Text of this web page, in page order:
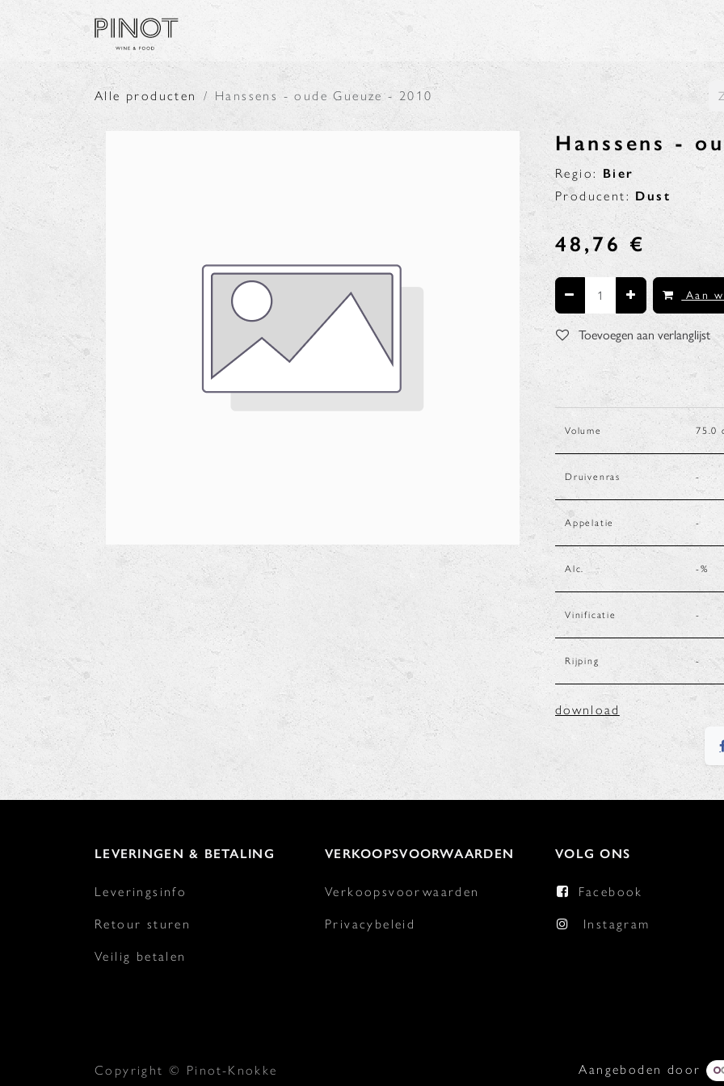
BLOG
Alle producten Hanssens - oude Gueuze - 2010
Hanssens -
Regio: Bier
Producent: Dust
48,76€
Aan
Toevoegen aan verlanglijst
Volume 75.0
Druivenras -
Appelatie -
Alc. -%
Vinificatie -
Rijping -
download
LEVERINGEN & BETALING
Leveringsinfo
Retour sturen
Veilig betalen
VERKOOPSVOORWAARDEN
Verkoopsvoorwaarden
Privacybeleid
VOLG ONS
Facebook
Instagram
Copyright © Pinot-Knokke Aangeboden door